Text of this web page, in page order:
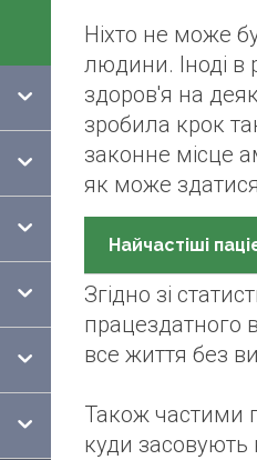
Ніхто не може
людини. Іноді в
здоров'я на
зробила крок
законне місце
як може
Найчастіші
Згідно зі
працездатного
все життя без
Також частими
куди засовують